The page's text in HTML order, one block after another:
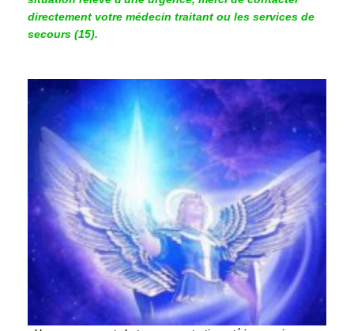
directement votre médecin traitant ou les services de
secours (15).